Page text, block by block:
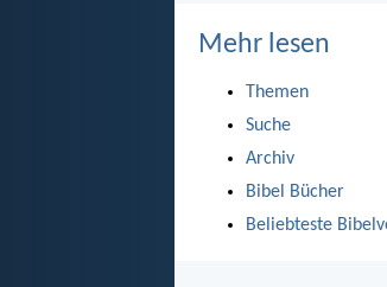
Mehr lesen
Themen
Suche
Archiv
Bibel Bücher
Beliebteste